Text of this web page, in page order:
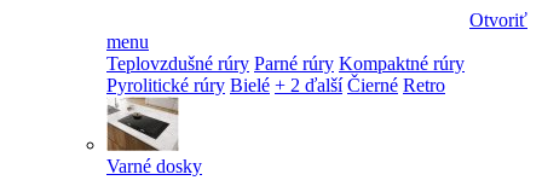
Otvoriť
menu
Teplovzdušné rúry Parné rúry Kompaktné rúry
Pyrolitické rúry Bielé + 2 ďalší Čierné Retro
Varné dosky